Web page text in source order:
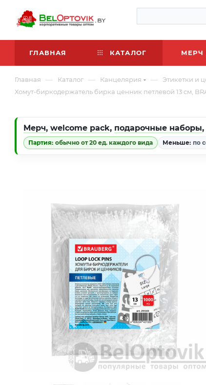
ГЛАВНАЯ КАТАЛОГ МЕРЧ
Главная — Каталог — Канцелярия — Этикетки и
Хомут-биркодержатель бирка ценник петлевой 13 см,
Мерч, welcome pack, подарочные наборы,
Партия: обычно от 20 ед. каждого вида Меньше: по